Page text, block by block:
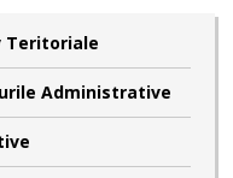
Administrative